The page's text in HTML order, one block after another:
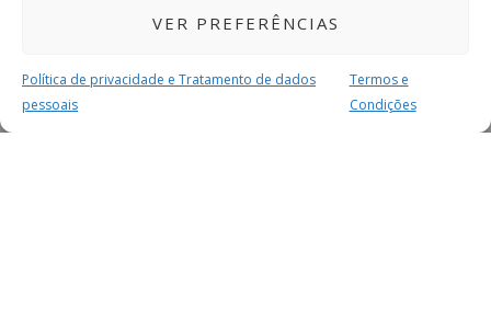
VER PREFERÊNCIAS
Política de privacidade e Tratamento de dados
pessoais
Termos e
Condições